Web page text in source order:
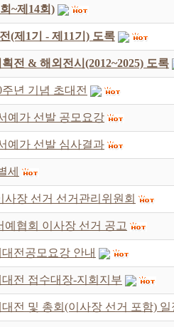
~제14회)
(제1기 - 제11기) 도록
전 & 해외전시(2012~2025) 도록
년 기념 초대전
예가 선발 공모요강
예가 선발 심사결과
세
사장 선거 선거관리위원회
예협회 이사장 선거 공고
전공모요강 안내
전 접수대장-지회지부
전 및 총회(이사장 선거 포함) 일